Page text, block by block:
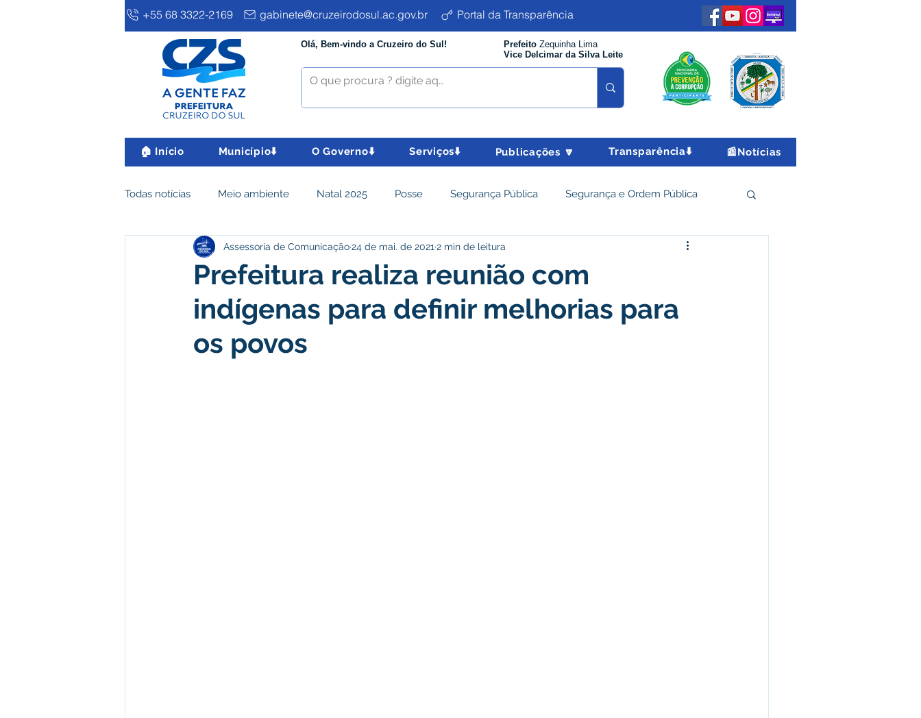
+55 68 3322-2169 gabinete@cruzeirodosul.ac.gov.br Portal da Transparência
Olá, Bem-vindo a Cruzeiro do Sul! Prefeito Zequinha Lima
Vice Delcimar da Silva Leite
🏠 Início Município⬇️ O Governo⬇️ Serviços⬇️ Publicações 🔽 Transparência⬇️ 📰Notícias
Todas notícias Meio ambiente Natal 2025 Posse Segurança Pública Segurança e Ordem Pública
Clima e Meio Ambiente Assistência Social e Cidadania Parcerias Desenvolvimento Econômico e Turismo
Desenvolvimento econômico e turismo Tributos Departamento de Limpeza Encontro Nacional
Desenvolvimento econômico e turismo
Prefeitura realiza reunião com
indígenas para definir melhorias para
os povos
Assessoria de Comunicação24 de mai. de 2021 2 min de leitura